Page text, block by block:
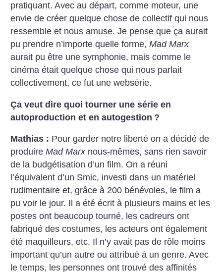
pratiquant. Avec au départ, comme moteur, une
envie de créer quelque chose de collectif qui nous
ressemble et nous amuse. Je pense que ça aurait
pu prendre n’importe quelle forme,Mad Marx
aurait pu être une symphonie, mais comme le
cinéma était quelque chose qui nous parlait
collectivement, ce fut une websérie.
Ça veut dire quoi tourner une série en
autoproduction et en autogestion ?
Mathias : Pour garder notre liberté on a décidé de
produireMad Marxnous-mêmes, sans rien savoir
de la budgétisation d’un film. On a réuni
l’équivalent d’un Smic, investi dans un matériel
rudimentaire et, grâce à 200 bénévoles, le film a
pu voir le jour. Il a été écrit à plusieurs mains et les
postes ont beaucoup tourné, les cadreurs ont
fabriqué des costumes, les acteurs ont également
été maquilleurs, etc. Il n’y avait pas de rôle moins
important qu’un autre ou attribué à un genre. Avec
le temps, les personnes ont trouvé des affinités